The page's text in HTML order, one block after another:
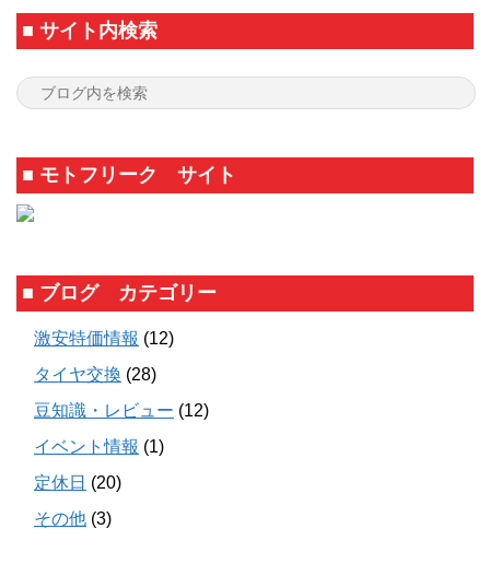
■ サイト内検索
■ モトフリーク サイト
■ ブログ カテゴリー
激安特価情報 (12)
タイヤ交換 (28)
豆知識・レビュー (12)
イベント情報 (1)
定休日 (20)
その他 (3)